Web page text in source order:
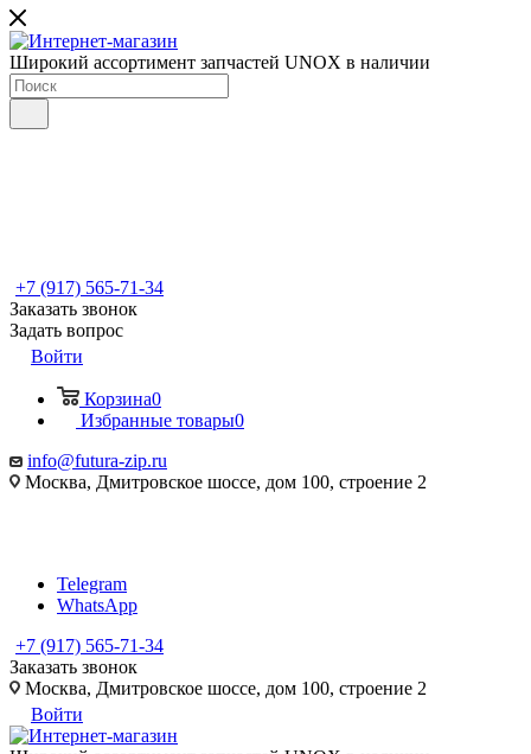
Широкий ассортимент запчастей UNOX в наличии
+7 (917) 565-71-34
Заказать звонок
Задать вопрос
Войти
Корзина0
Избранные товары0
info@futura-zip.ru
Москва, Дмитровское шоссе, дом 100, строение 2
Telegram
WhatsApp
+7 (917) 565-71-34
Заказать звонок
Москва, Дмитровское шоссе, дом 100, строение 2
Войти